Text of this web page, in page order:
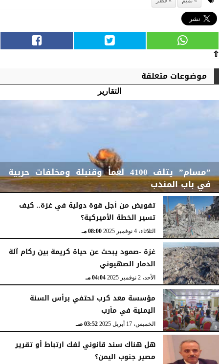
⇧
موضوعات متعلقة
التقارير
”مسام” يتلف 4100 لغماً وقنبلة ومخلفات حربية
في باب المندب
الأربعاء، 19 نوفمبر 2025 08:47 مـ
تفويض من أجل قوة دولية في غزة.. كيف
تسير الخطة الأميركية؟
الثلاثاء، 4 نوفمبر 2025 08:00 مـ
غزة -صمود يبحث عن حياة كريمة بين ركام آلة
الدمار الصهيوني
الأحد، 2 نوفمبر 2025 04:04 مـ
مؤسسة معد كرب تحتفي برأس السنة
اليمنية في مأرب
الخميس، 17 أبريل 2025 03:52 صـ
هل هناك سند قانوني لفك ارتباط أو تقرير
مصير جنوب اليمن؟